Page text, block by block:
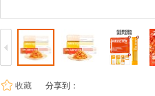
收藏 分享到：